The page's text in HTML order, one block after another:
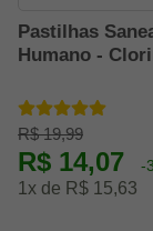
Pastilhas
Humano -
R$ 19,99
R$ 14,07 -
1x de R$ 15,63